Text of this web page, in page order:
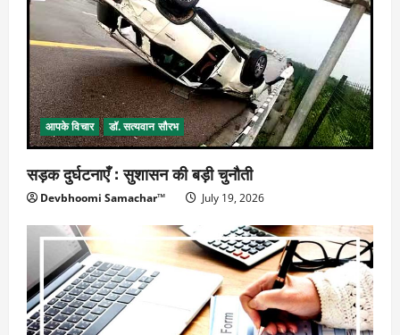
आपके विचार डॉ. सत्यवान सौरभ
सड़क दुर्घटनाएँ : सुशासन की बड़ी चुनौती
Devbhoomi Samachar™ July 19, 2026